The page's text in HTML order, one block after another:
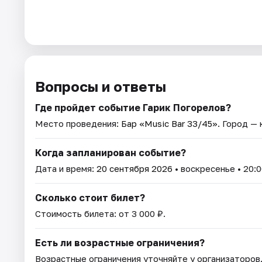
Вопросы и ответы
Где пройдет событие Гарик Погорелов?
Место проведения: Бар «Music Bar 33/45». Город —
Когда запланирован событие?
Дата и время: 20 сентября 2026 • воскресенье •
Сколько стоит билет?
Стоимость билета: от 3 000 ₽.
Есть ли возрастные ограничения?
Возрастные ограничения уточняйте у организаторов.